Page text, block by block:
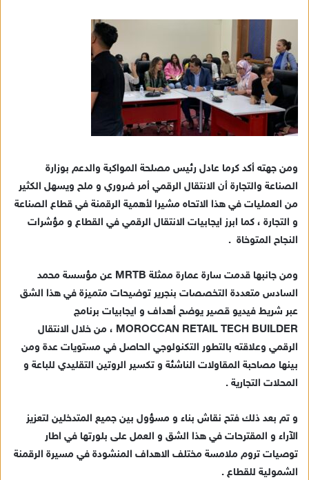
ومن جهته أكد كرما عادل رئيس مصلحة المواكبة والدعم بوزارة
الصناعة والتجارة أن الانتقال الرقمي أمر ضروري و ملح ويسهل الكثير
من العمليات في هذا الاتحاه مشيرا لأهمية الرقمنة في قطاع الصناعة
و التجارة ، كما ابرز ايجابيات الانتقال الرقمي في القطاع و مؤشرات
النجاح المتوخاة .
ومن جانبها قدمت سارة عمارة ممثلة MRTB عن مؤسسة محمد
السادس متعددة التخصصات بنجرير توضيحات متميزة في هذا الشق
عبر شريط فيديو قصير يوضح أهداف و ايجابيات برنامج
MOROCCAN RETAIL TECH BUILDER ، من خلال الانتقال
الرقمي وعلاقته بالتطور التكنولوجي الحاصل في مستويات عدة ومن
بينها مصاحبة المقاولات الناشئة و تكسير الروتين التقليدي للباعة و
المحلات التجارية .
و تم بعد ذلك فتح نقاش بناء و مسؤول بين جميع المتدخلين لتعزيز
الآراء و المقترحات في هذا الشق و العمل على بلورتها في اطار
توصيات تروم ملامسة مختلف الاهداف المنشودة في مسيرة الرقمنة
الشمولية للقطاع .